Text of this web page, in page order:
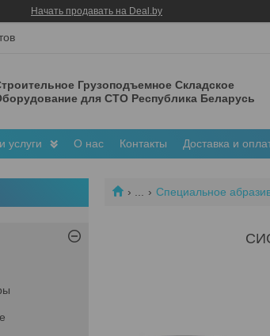
Начать продавать на Deal.by
Грузоподъемное Складское
для СТО Республика Беларусь
услуги О нас Контакты Доставка и
Специальное